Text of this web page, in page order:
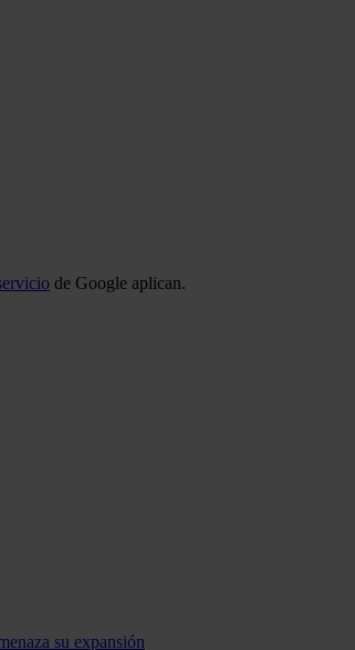
de Google aplican.
su expansión